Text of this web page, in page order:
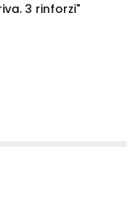
3 rinforzi"